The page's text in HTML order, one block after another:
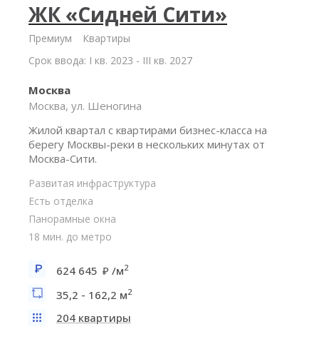
ЖК «Сидней Сити»
Премиум
Квартиры
Срок ввода: I кв. 2023 - III кв. 2027
Москва
Москва, ул. Шеногина
Жилой квартал с квартирами бизнес-класса на
берегу Москвы-реки в нескольких минутах от
Москва-Сити.
Развитая инфраструктура
Есть отделка
Панорамные окна
18 мин. до метро
624 645 /м2
35,2 - 162,2 м2
204 квартиры